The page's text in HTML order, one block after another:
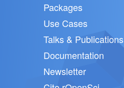
Packages
Use Cases
Talks & Publications
Documentation
Newsletter